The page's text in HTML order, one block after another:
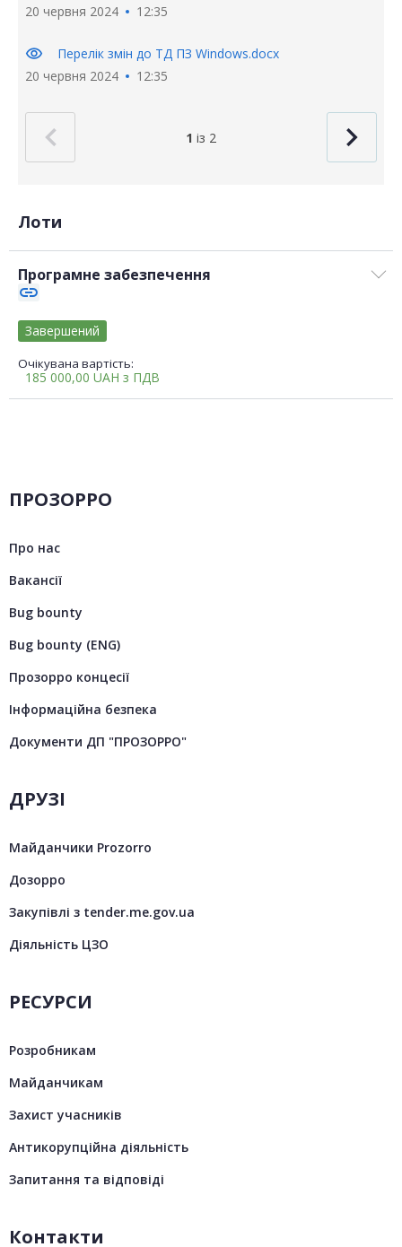
20 червня 2024
12:35
visibility
Перелік змін до ТД ПЗ Windows.docx
20 червня 2024
12:35
1 із 2
Лоти
Програмне забезпечення
link
Очікувана вартість:
185 000,00 UAH з ПДВ
Завершений
ПРОЗОРРО
Про нас
Вакансії
Bug bounty
Bug bounty (ENG)
Прозорро концесії
Інформаційна безпека
Документи ДП "ПРОЗОРРО"
ДРУЗІ
Майданчики Prozorro
Дозорро
Закупівлі з tender.me.gov.ua
Діяльність ЦЗО
РЕСУРСИ
Розробникам
Майданчикам
Захист учасників
Антикорупційна діяльність
Запитання та відповіді
Контакти